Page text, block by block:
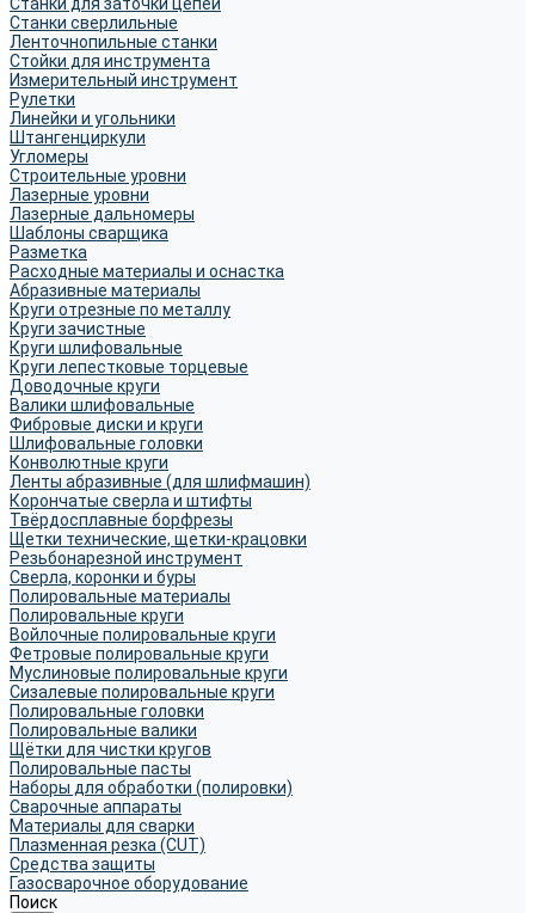
Станки сверлильные
Ленточнопильные станки
Стойки для инструмента
Измерительный инструмент
Рулетки
Линейки и угольники
Штангенциркули
Угломеры
Строительные уровни
Лазерные уровни
Лазерные дальномеры
Шаблоны сварщика
Разметка
Расходные материалы и оснастка
Абразивные материалы
Круги отрезные по металлу
Круги зачистные
Круги шлифовальные
Круги лепестковые торцевые
Доводочные круги
Валики шлифовальные
Фибровые диски и круги
Шлифовальные головки
Конволютные круги
Ленты абразивные (для шлифмашин)
Корончатые сверла и штифты
Твёрдосплавные борфрезы
Щетки технические, щетки-крацовки
Резьбонарезной инструмент
Сверла, коронки и буры
Полировальные материалы
Полировальные круги
Войлочные полировальные круги
Фетровые полировальные круги
Муслиновые полировальные круги
Cизалевые полировальные круги
Полировальные головки
Полировальные валики
Щётки для чистки кругов
Полировальные пасты
Наборы для обработки (полировки)
Сварочные аппараты
Материалы для сварки
Плазменная резка (CUT)
Средства защиты
Газосварочное оборудование
Поиск